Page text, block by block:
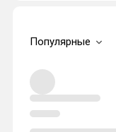
Популярные